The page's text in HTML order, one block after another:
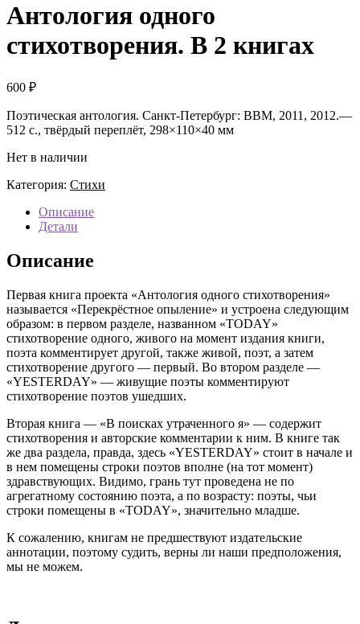
Антология одного
стихотворения. В 2 книгах
600 ₽
Поэтическая антология. Санкт-Петербург: ВВМ, 2011, 2012.—
512 с., твёрдый переплёт, 298×110×40 мм
Нет в наличии
Категория: Стихи
Описание
Детали
Описание
Первая книга проекта «Антология одного стихотворения»
называется «Перекрёстное опыление» и устроена следующим
образом: в первом разделе, названном «TODAY»
стихотворение одного, живого на момент издания книги,
поэта комментирует другой, также живой, поэт, а затем
стихотворение другого — первый. Во втором разделе —
«YESTERDAY» — живущие поэты комментируют
стихотворение поэтов ушедших.
Вторая книга — «В поисках утраченного я» — содержит
стихотворения и авторские комментарии к ним. В книге так
же два раздела, правда, здесь «YESTERDAY» стоит в начале и
в нем помещены строки поэтов вполне (на тот момент)
здравствующих. Видимо, грань тут проведена не по
агрегатному состоянию поэта, а по возрасту: поэты, чьи
строки помещены в «TODAY», значительно младше.
К сожалению, книгам не предшествуют издательские
аннотации, поэтому судить, верны ли наши предположения,
мы не можем.